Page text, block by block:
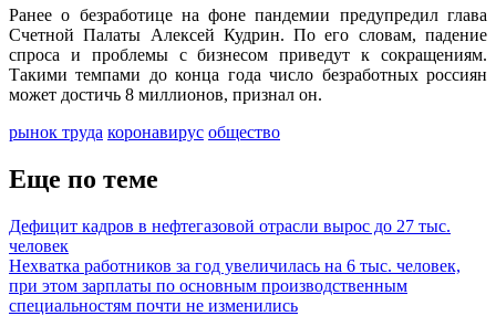
Ранее о безработице на фоне пандемии предупредил глава
Счетной Палаты Алексей Кудрин. По его словам, падение
спроса и проблемы с бизнесом приведут к сокращениям.
Такими темпами до конца года число безработных россиян
может достичь 8 миллионов, признал он.
рынок труда коронавирус общество
Еще по теме
Дефицит кадров в нефтегазовой отрасли вырос до 27 тыс.
человек
Нехватка работников за год увеличилась на 6 тыс. человек,
при этом зарплаты по основным производственным
специальностям почти не изменились